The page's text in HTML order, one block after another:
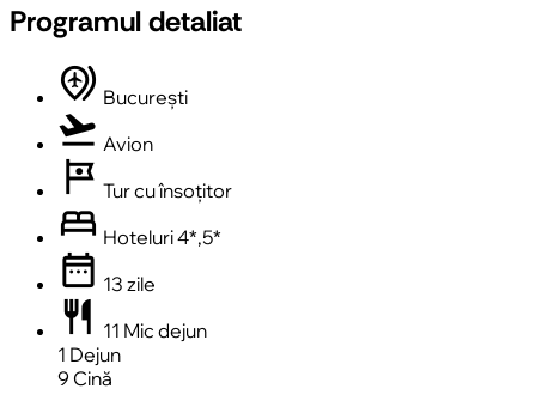
Programul detaliat
multiple_airports București
flight_takeoff Avion
tour Tur cu însoțitor
bed Hoteluri 4*,5*
date_range 13 zile
restaurant 11 Mic dejun
1 Dejun
9 Cină